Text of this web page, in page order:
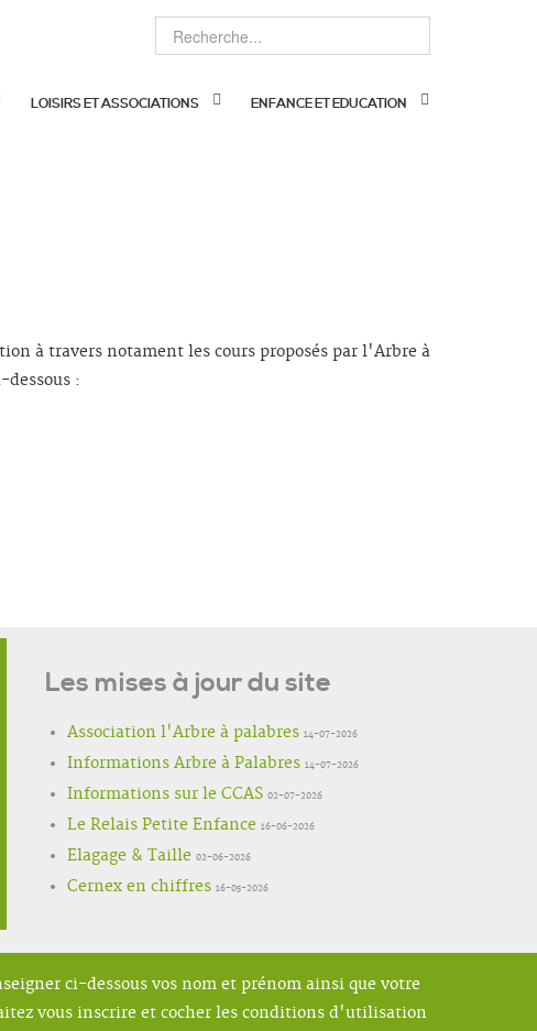
LOISIRS ET ASSOCIATIONS ENFANCE ET EDUCATION
à travers notament les cours proposés par l'Arbre à
dessous :
Les mises à jour du site
Association l'Arbre à palabres 14-07-2026
Informations Arbre à Palabres 14-07-2026
Informations sur le CCAS 02-07-2026
Le Relais Petite Enfance 16-06-2026
Elagage & Taille 02-06-2026
Cernex en chiffres 16-05-2026
ci-dessous vos nom et prénom ainsi que votre
vous inscrire et cocher les conditions d'utilisation